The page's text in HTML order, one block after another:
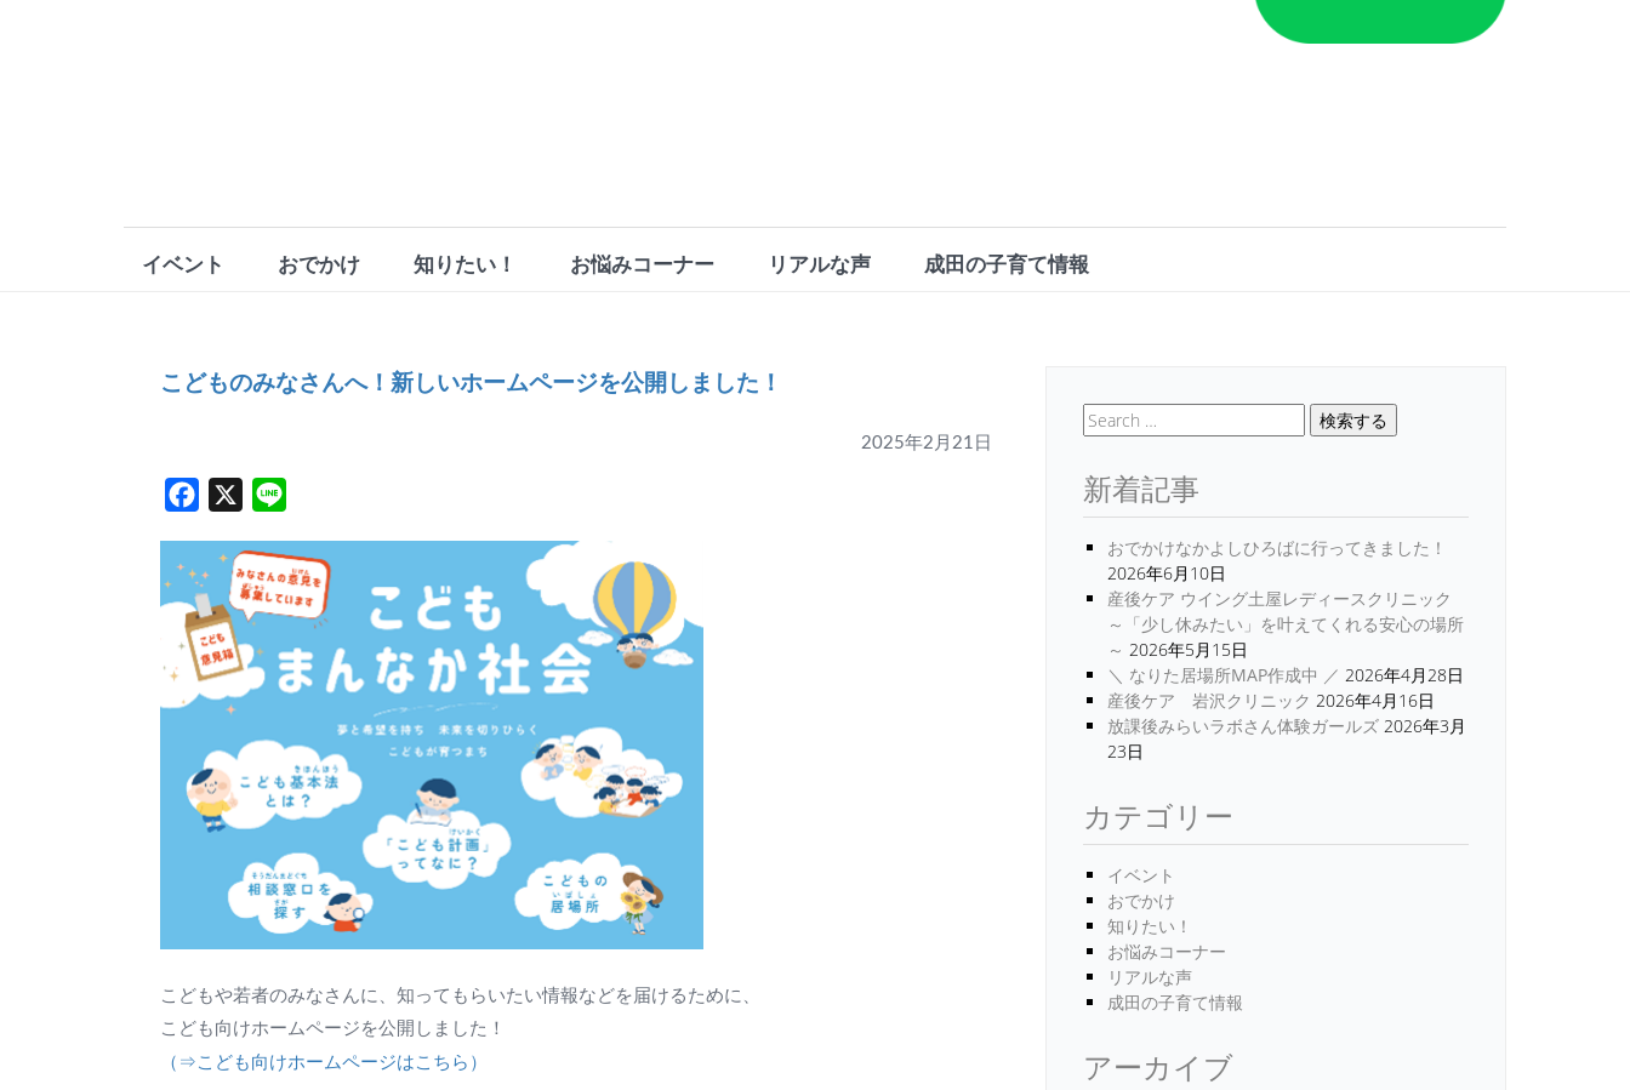
イベント おでかけ 知りたい！ お悩みコーナー リアルな声 成田の子育て情報
こどものみなさんへ！新しいホームページを公開しました！
2025年2月21日
Facebook
こどもや若者のみなさんに、知ってもらいたい情報などを届けるために、
こども向けホームページを公開しました！
（⇒こども向けホームページはこちら）
検索する
新着記事
おでかけなかよしひろばに行ってきました！
2026年6月10日
産後ケア ウイング土屋レディースクリニック
～「少し休みたい」を叶えてくれる安心の場所
～ 2026年5月15日
＼ なりた居場所MAP作成中 ／ 2026年4月28日
産後ケア 岩沢クリニック 2026年4月16日
放課後みらいラボさん体験ガールズ 2026年3月
23日
カテゴリー
イベント
おでかけ
知りたい！
お悩みコーナー
リアルな声
成田の子育て情報
アーカイブ